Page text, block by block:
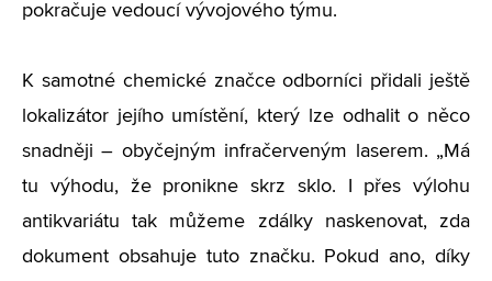
pokračuje vedoucí vývojového týmu.
K samotné chemické značce odborníci přidali ještě
lokalizátor jejího umístění, který lze odhalit o něco
snadněji – obyčejným infračerveným laserem. „Má
tu výhodu, že pronikne skrz sklo. I přes výlohu
antikvariátu tak můžeme zdálky naskenovat, zda
dokument obsahuje tuto značku. Pokud ano, díky